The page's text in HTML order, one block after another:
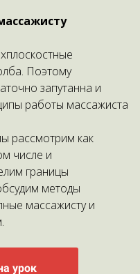
Поэтому
запутанна и
работы массажиста
рассмотрим как
числе и
границы
методы
массажисту и
урок